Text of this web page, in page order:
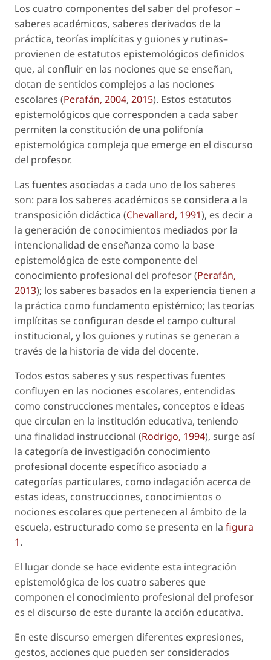
Los cuatro componentes del saber del profesor –
saberes académicos, saberes derivados de la
práctica, teorías implícitas y guiones y rutinas–
provienen de estatutos epistemológicos definidos
que, al confluir en las nociones que se enseñan,
dotan de sentidos complejos a las nociones
escolares (Perafán, 2004, 2015). Estos estatutos
epistemológicos que corresponden a cada saber
permiten la constitución de una polifonía
epistemológica compleja que emerge en el discurso
del profesor.
Las fuentes asociadas a cada uno de los saberes
son: para los saberes académicos se considera a la
transposición didáctica (Chevallard, 1991), es decir a
la generación de conocimientos mediados por la
intencionalidad de enseñanza como la base
epistemológica de este componente del
conocimiento profesional del profesor (Perafán,
2013); los saberes basados en la experiencia tienen a
la práctica como fundamento epistémico; las teorías
implícitas se configuran desde el campo cultural
institucional, y los guiones y rutinas se generan a
través de la historia de vida del docente.
Todos estos saberes y sus respectivas fuentes
confluyen en las nociones escolares, entendidas
como construcciones mentales, conceptos e ideas
que circulan en la institución educativa, teniendo
una finalidad instruccional (Rodrigo, 1994), surge así
la categoría de investigación conocimiento
profesional docente específico asociado a
categorías particulares, como indagación acerca de
estas ideas, construcciones, conocimientos o
nociones escolares que pertenecen al ámbito de la
escuela, estructurado como se presenta en la figura
1.
El lugar donde se hace evidente esta integración
epistemológica de los cuatro saberes que
componen el conocimiento profesional del profesor
es el discurso de este durante la acción educativa.
En este discurso emergen diferentes expresiones,
gestos, acciones que pueden ser considerados